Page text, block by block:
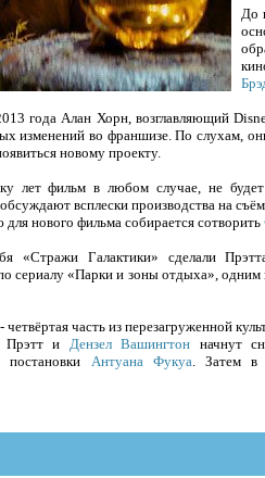
До
года Алан Хорн, возглавляющий
изменений во франшизе. По слухам,
новому проекту.
лет фильм в любом случае, не будет
всплески производства на
нового фильма собирается сотворить
«Стражи Галактики» сделали
сериалу «Парки и зоны отдыха»,
часть из перезагруженной
Прэтт и Дензел Вашингтон начнут
постановки Антуана Фукуа. Затем в